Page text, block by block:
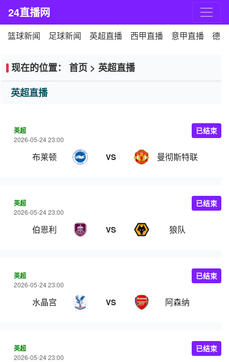
24直播网
篮球新闻 足球新闻 英超直播 西甲直播 意甲直播 德
现在的位置： 首页 > 英超直播
英超直播
英超
2026-05-24 23:00
布莱顿 VS 曼彻斯特联
已结束
英超
2026-05-24 23:00
伯恩利 VS 狼队
已结束
英超
2026-05-24 23:00
水晶宫 VS 阿森纳
已结束
英超
2026-05-24 23:00
已结束